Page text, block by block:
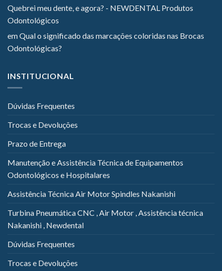
Quebrei meu dente, e agora? - NEWDENTAL Produtos
Odontológicos
emQual o significado das marcações coloridas nas Brocas
Odontológicas?
INSTITUCIONAL
Dúvidas Frequentes
Trocas e Devoluções
Prazo de Entrega
Manutenção e Assistência Técnica de Equipamentos
Odontológicos e Hospitalares
Assistência Técnica Air Motor Spindles Nakanishi
Turbina Pneumática CNC , Air Motor , Assistência técnica
Nakanishi , Newdental
Dúvidas Frequentes
Trocas e Devoluções